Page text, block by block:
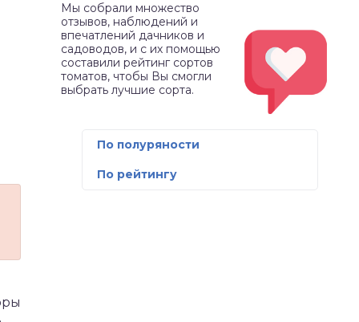
Мы собрали множество
отзывов, наблюдений и
впечатлений дачников и
садоводов, и с их помощью
составили рейтинг сортов
томатов, чтобы Вы смогли
выбрать лучшие сорта.
По полуряности
По рейтингу